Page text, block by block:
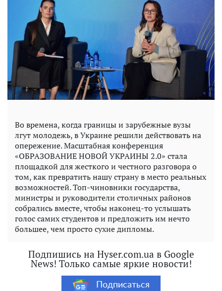
Во времена, когда границы и зарубежные вузы
лгут молодежь, в Украине решили действовать на
опережение. Масштабная конференция
«ОБРАЗОВАНИЕ НОВОЙ УКРАИНЫ 2.0» стала
площадкой для жесткого и честного разговора о
том, как превратить нашу страну в место реальных
возможностей. Топ-чиновники государства,
министры и руководители столичных районов
собрались вместе, чтобы наконец-то услышать
голос самих студентов и предложить им нечто
большее, чем просто сухие дипломы.
Подпишись на Hyser.com.ua в Google
News! Только самые яркие новости!
Подписаться